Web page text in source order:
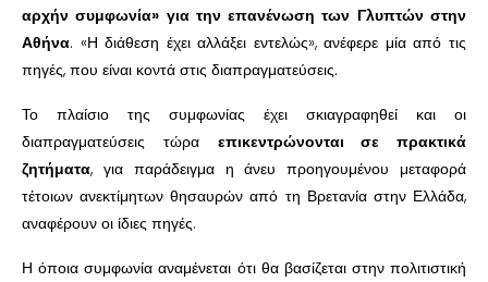
αρχήν συμφωνία» για την επανένωση των Γλυπτών στην
Αθήνα. «Η διάθεση έχει αλλάξει εντελώς», ανέφερε μία από τις
πηγές, που είναι κοντά στις διαπραγματεύσεις.
Το πλαίσιο της συμφωνίας έχει σκιαγραφηθεί και οι
διαπραγματεύσεις τώρα επικεντρώνονται σε πρακτικά
ζητήματα, για παράδειγμα η άνευ προηγουμένου μεταφορά
τέτοιων ανεκτίμητων θησαυρών από τη Βρετανία στην Ελλάδα,
αναφέρουν οι ίδιες πηγές.
Η όποια συμφωνία αναμένεται ότι θα βασίζεται στην πολιτιστική